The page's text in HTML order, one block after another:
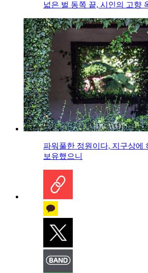
넓은 벌 동쪽 끝, 시인의 고향
파워풀한 정원이다, 지구상에
보유했으니